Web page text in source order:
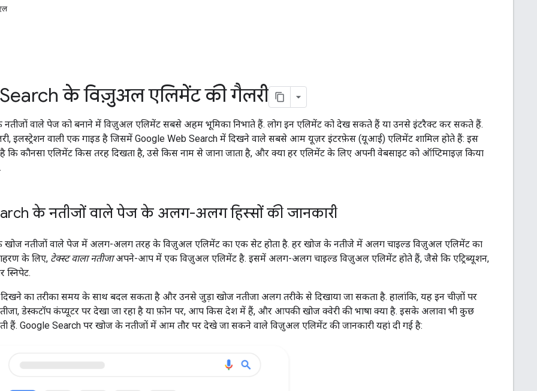
Search के विज़ुअल एलिमेंट की गैलरी
नतीजों वाले पेज को बनाने में विज़ुअल एलिमेंट सबसे अहम भूमिका निभाते हैं. लोग इन एलिमेंट को देख सकते हैं या उनसे इंटरैक्ट कर सकते हैं.
इलस्ट्रेशन वाली एक गाइड है जिसमें Google Web Search में दिखने वाले सबसे आम यूज़र इंटरफ़ेस (यूआई) एलिमेंट शामिल होते हैं: इस
है कि कौनसा एलिमेंट किस तरह दिखता है, उसे किस नाम से जाना जाता है, और क्या हर एलिमेंट के लिए अपनी वेबसाइट को ऑप्टिमाइज़ किया
के नतीजों वाले पेज के अलग-अलग हिस्सों की जानकारी
खोज नतीजों वाले पेज में अलग-अलग तरह के विज़ुअल एलिमेंट का एक सेट होता है. हर खोज के नतीजे में अलग चाइल्ड विज़ुअल एलिमेंट का
के लिए, टेक्स्ट वाला नतीजाअपने-आप में एक विज़ुअल एलिमेंट है. इसमें अलग-अलग चाइल्ड विज़ुअल एलिमेंट होते हैं, जैसे कि एट्रिब्यूशन,
स्निपेट.
का तरीका समय के साथ बदल सकता है और उनसे जुड़ा खोज नतीजा अलग तरीके से दिखाया जा सकता है. हालांकि, यह इन चीज़ों पर
नतीजा, डेस्कटॉप कंप्यूटर पर देखा जा रहा है या फ़ोन पर, आप किस देश में हैं, और आपकी खोज क्वेरी की भाषा क्या है. इसके अलावा भी कुछ
हैं. Google Search पर खोज के नतीजों में आम तौर पर देखे जा सकने वाले विज़ुअल एलिमेंट की जानकारी यहां दी गई है: